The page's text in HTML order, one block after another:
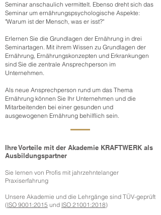
Seminar anschaulich vermittelt. Ebenso dreht sich das
Seminar um ernährungspsychologische Aspekte:
"Warum ist der Mensch, was er isst?"
Erlernen Sie die Grundlagen der Ernährung in drei
Seminartagen. Mit ihrem Wissen zu Grundlagen der
Ernährung, Ernährungskonzepten und Erkrankungen
sind Sie die zentrale Ansprechperson im
Unternehmen.
Als neue Ansprechperson rund um das Thema
Ernährung können Sie Ihr Unternehmen und die
Mitarbeitenden bei einer gesunden und
ausgewogenen Ernährung behilflich sein.
Ihre Vorteile mit der Akademie KRAFTWERK als
Ausbildungspartner
Sie lernen von Profis mit jahrzehntelanger
Praxiserfahrung
Unsere Akademie und die Lehrgänge sind TÜV-geprüft
(ISO 9001:2015 und ISO 21001:2018)